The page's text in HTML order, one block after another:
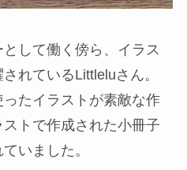
して働く傍ら、イラス
れているLittleluさん。
たイラストが素敵な作
トで作成された小冊子
いました。